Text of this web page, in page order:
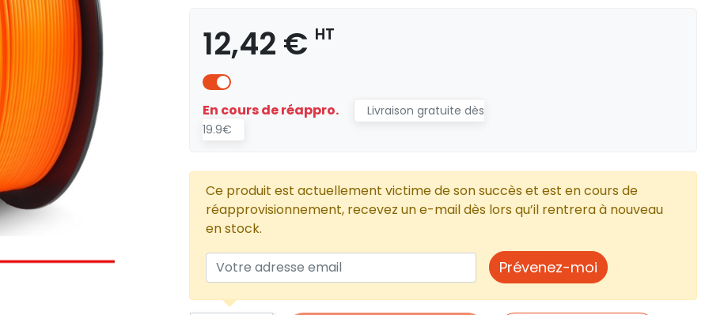
12,42 € HT
En cours de réappro.
Livraison gratuite dès
19.9€
Ce produit est actuellement victime de son succès et est en cours de
réapprovisionnement, recevez un e-mail dès lors qu’il rentrera à nouveau
en stock.
Prévenez-moi